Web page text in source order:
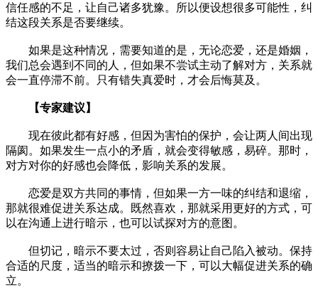
信任感的不足，让自己诸多犹豫。所以便设想很多可能性，纠
结这段关系是否要继续。
如果是这种情况，需要知道的是，无论恋爱，还是婚姻，
我们总会遇到不同的人，但如果不尝试主动了解对方，关系就
会一直停滞不前。只有错失真爱时，才会后悔莫及。
【专家建议】
现在彼此都有好感，但因为害怕的保护，会让两人间出现
隔阂。如果发生一点小的矛盾，就会变得敏感，易碎。那时，
对方对你的好感也会降低，影响关系的发展。
恋爱是双方共同的事情，但如果一方一味的纠结和退缩，
那就很难促进关系达成。既然喜欢，那就采用更好的方式，可
以在沟通上进行暗示，也可以试探对方的意图。
但切记，暗示不要太过，否则容易让自己陷入被动。保持
合适的尺度，适当的暗示和撩拨一下，可以大幅促进关系的确
立。